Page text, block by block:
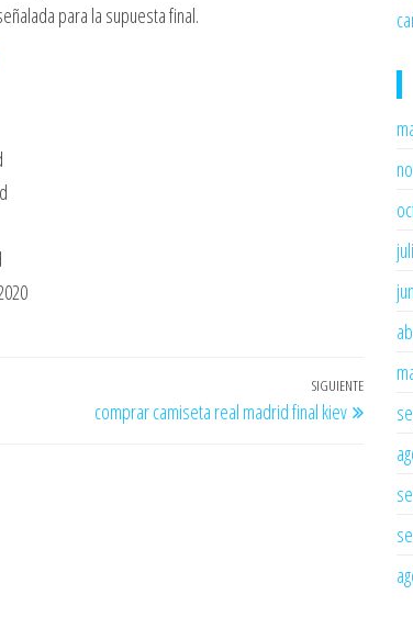
para la supuesta final.
Entrada
SIGUIENTE
comprar camiseta real madrid final kiev